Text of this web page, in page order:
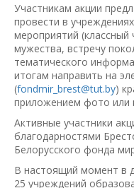
Участникам акции
провести в
мероприятий (классный
мужества, встречу
тематического
итогам направить на
(fondmir_brest@tut.by)
приложением фото или
Активные участники
благодарностями
Белорусского фонда
В настоящий момент в
25 учреждений